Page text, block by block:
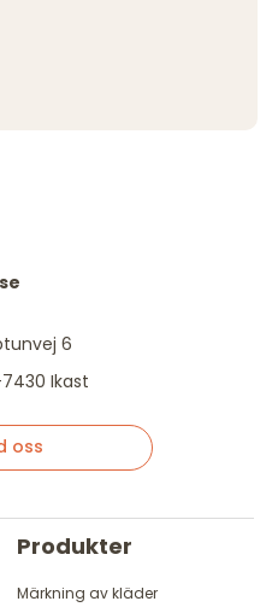
6
Ikast
oss
Produkter
Märkning av kläder